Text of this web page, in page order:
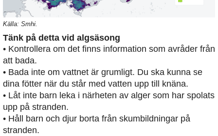
Källa: Smhi.
Tänk på detta vid algsäsong
• Kontrollera om det finns information som avråder från
att bada.
• Bada inte om vattnet är grumligt. Du ska kunna se
dina fötter när du står med vatten upp till knäna.
• Låt inte barn leka i närheten av alger som har spolats
upp på stranden.
• Håll barn och djur borta från skumbildningar på
stranden.